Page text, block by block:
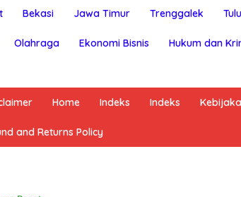
Bekasi Jawa Timur Trenggalek
Olahraga Ekonomi Bisnis Hukum dan
Home Indeks Indeks
and Returns Policy